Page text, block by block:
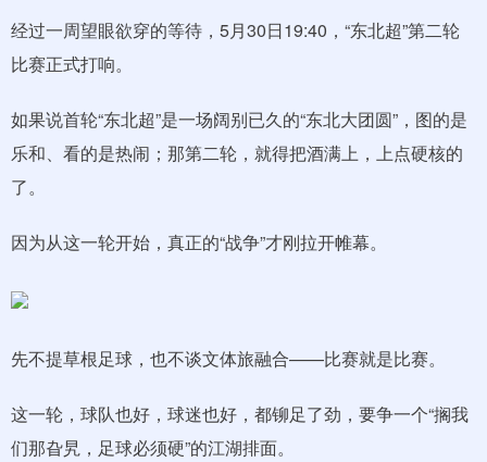
经过一周望眼欲穿的等待，5月30日19:40，“东北超”第二轮
比赛正式打响。
如果说首轮“东北超”是一场阔别已久的“东北大团圆”，图的是
乐和、看的是热闹；那第二轮，就得把酒满上，上点硬核的
了。
因为从这一轮开始，真正的“战争”才刚拉开帷幕。
先不提草根足球，也不谈文体旅融合——比赛就是比赛。
这一轮，球队也好，球迷也好，都铆足了劲，要争一个“搁我
们那旮旯，足球必须硬”的江湖排面。